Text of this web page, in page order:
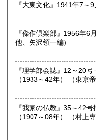
沿線名：北陸新幹線 金
営業時間：9時15分～17
す。) ◎本店…五坪狭小
中、あらかじめご予約、
所・電話・氏名・メー
申し付けください。
定休日：◎ガレージ店…
業中 ◎ネット部門…土日
合は倉庫別置為、二営
10日9:00以降のご入金分
書籍の買取について
『傑作倶楽部』1956年6月 （大林清／渡辺啓助／横溝正史
他、矢沢領一編）
『理学部会誌』12～20
（1933～42
『我家の仏教』35～42
（1907～08年） （村上専精／黙雷／大内青巒／南條文雄